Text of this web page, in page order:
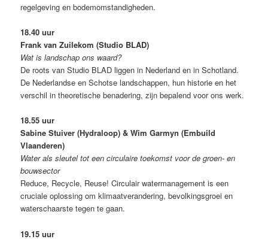
regelgeving en bodemomstandigheden.
18.40 uur
Frank van Zuilekom (Studio BLAD)
Wat is landschap ons waard?
De roots van Studio BLAD liggen in Nederland en in Schotland.
De Nederlandse en Schotse landschappen, hun historie en het
verschil in theoretische benadering, zijn bepalend voor ons werk.
18.55 uur
Sabine Stuiver (Hydraloop) & Wim Garmyn (Embuild
Vlaanderen)
Water als sleutel tot een circulaire toekomst voor de groen- en
bouwsector
Reduce, Recycle, Reuse! Circulair watermanagement is een
cruciale oplossing om klimaatverandering, bevolkingsgroei en
waterschaarste tegen te gaan.
19.15 uur